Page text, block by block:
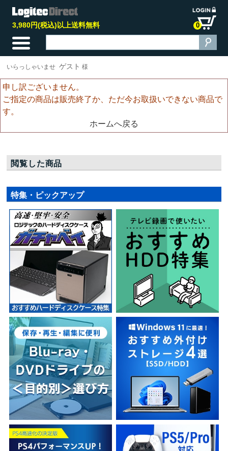
3,980円(税込)以上送料無料 0
いらっしゃいませ ゲスト 様
申し訳ございません。
ご指定の商品は販売終了か、ただ今お取扱いできない商品で
す。
ホームへ戻る
閲覧した商品
特集・ピックアップ